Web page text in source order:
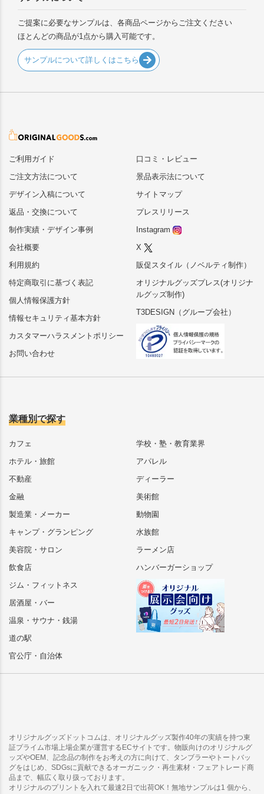
ご提案に必要なサンプルは、各商品ページからご注文ください
ほとんどの商品が1点から購入可能です。
サンプルについて詳しくはこちら
ご利用ガイド
ご注文方法について
デザイン入稿について
返品・交換について
制作実績・デザイン事例
会社概要
利用規約
特定商取引に基づく表記
個人情報保護方針
情報セキュリティ基本方針
カスタマーハラスメントポリシー
お問い合わせ
口コミ・レビュー
景品表示法について
サイトマップ
プレスリリース
Instagram
X
販促スタイル（ノベルティ制作）
オリジナルグッズプレス(オリジナ
ルグッズ制作)
T3DESIGN（グループ会社）
業種別で探す
カフェ
ホテル・旅館
不動産
金融
製造業・メーカー
キャンプ・グランピング
美容院・サロン
飲食店
ジム・フィットネス
居酒屋・バー
温泉・サウナ・銭湯
道の駅
官公庁・自治体
学校・塾・教育業界
アパレル
ディーラー
美術館
動物園
水族館
ラーメン店
ハンバーガーショップ
オリジナルグッズドットコムは、オリジナルグッズ製作40年の実績を持つ東
証プライム市場上場企業が運営するECサイトです。物販向けのオリジナルグ
ッズやOEM、記念品の制作をお考えの方に向けて、タンブラーやトートバッ
グをはじめ、SDGsに貢献できるオーガニック・再生素材・フェアトレード商
品まで、幅広く取り扱っております。
オリジナルのプリントを入れて最速2日で出荷OK！無地サンプルは1 個から、